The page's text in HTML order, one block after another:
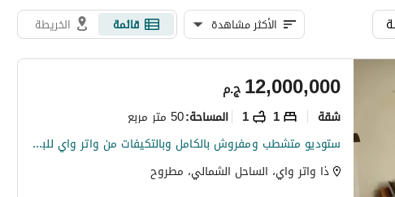
الأكثر مشاهدة قائمة الخريطة
ج.م12,000,000
شقة 1
1 المساحة:50 متر مربع
ستوديو متشطب ومفروش بالكامل وبالتكيفات من واتر واي للبيع بأقل من سعره الاصلي في سيدي عبدالرحمن
ذا واتر واي، الساحل الشمالي، مطروح